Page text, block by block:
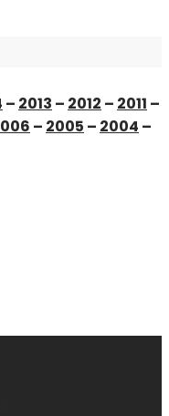
– 2013 – 2012 – 2011 –
– 2005 – 2004 –